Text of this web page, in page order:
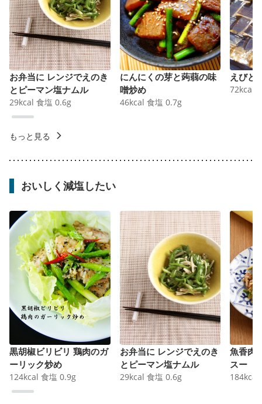
お弁当に レンジでえのき
とピーマン塩ナムル
29kcal 食塩 0.6g
にんにくの芽と蒟蒻の味
噌炒め
46kcal 食塩 0.7g
えびと
72kcal
もっと見る
おいしく減塩したい
黒胡椒ビリビリ 鶏肉のガ
ーリック炒め
124kcal 食塩 0.9g
お弁当に レンジでえのき
とピーマン塩ナムル
29kcal 食塩 0.6g
魚香肉
スー
184kcal